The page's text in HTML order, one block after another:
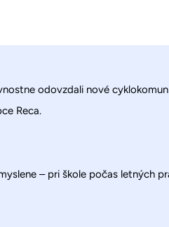
odovzdali nové
Reca.
– pri škole počas letných